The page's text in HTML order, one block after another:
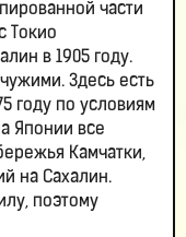
части
Токио
в 1905 году.
Здесь есть
году по условиям
Японии все
Камчатки,
на Сахалин.
поэтому